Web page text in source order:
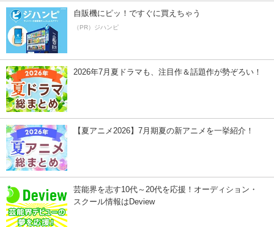
自販機にピッ！ですぐに買えちゃう
（PR）ジハンピ
2026年7月夏ドラマも、注目作＆話題作が勢ぞろい！
【夏アニメ2026】7月期夏の新アニメを一挙紹介！
芸能界を志す10代～20代を応援！オーディション・
スクール情報はDeview